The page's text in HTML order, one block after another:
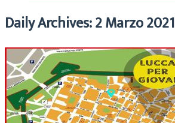
Daily Archives: 2 Marzo 2021